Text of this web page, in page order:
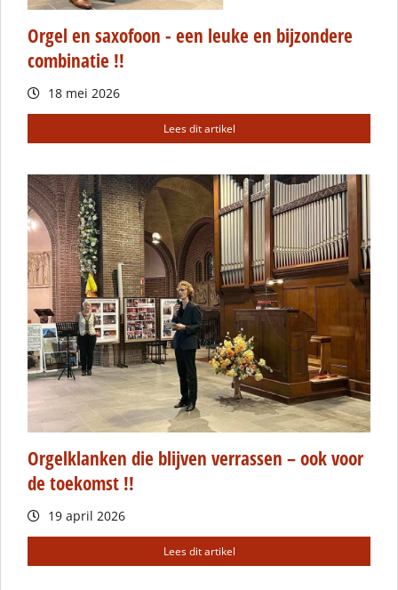
Orgel en saxofoon - een leuke en bijzondere
combinatie !!
18 mei 2026
Lees dit artikel
Orgelklanken die blijven verrassen – ook voor
de toekomst !!
19 april 2026
Lees dit artikel